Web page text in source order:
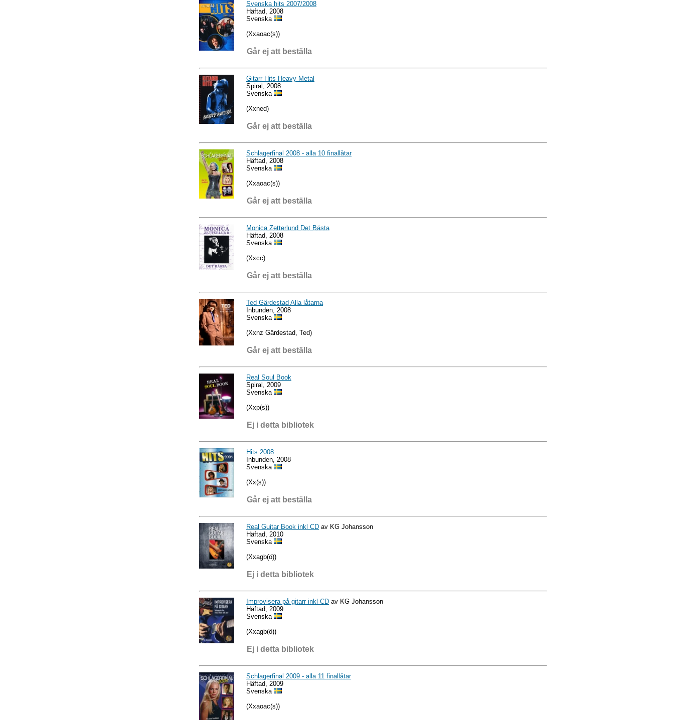
Svenska hits 2007/2008
Häftad, 2008
Svenska
(Xxaoac(s))
Går ej att beställa
Gitarr Hits Heavy Metal
Spiral, 2008
Svenska
(Xxned)
Går ej att beställa
Schlagerfinal 2008 - alla 10 finallåtar
Häftad, 2008
Svenska
(Xxaoac(s))
Går ej att beställa
Monica Zetterlund Det Bästa
Häftad, 2008
Svenska
(Xxcc)
Går ej att beställa
Ted Gärdestad Alla låtarna
Inbunden, 2008
Svenska
(Xxnz Gärdestad, Ted)
Går ej att beställa
Real Soul Book
Spiral, 2009
Svenska
(Xxp(s))
Ej i detta bibliotek
Hits 2008
Inbunden, 2008
Svenska
(Xx(s))
Går ej att beställa
Real Guitar Book inkl CD av KG Johansson
Häftad, 2010
Svenska
(Xxagb(ö))
Ej i detta bibliotek
Improvisera på gitarr inkl CD av KG Johansson
Häftad, 2009
Svenska
(Xxagb(ö))
Ej i detta bibliotek
Schlagerfinal 2009 - alla 11 finallåtar
Häftad, 2009
Svenska
(Xxaoac(s))